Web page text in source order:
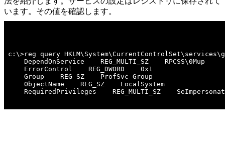
います。その値を確認します。
c:\>reg query
    DependOnService    REG_MULTI_SZ    RPCSS\0Mup
    ErrorControl    REG_DWORD    0x1
    Group    REG_SZ    ProfSvc_Group
    ObjectName    REG_SZ    LocalSystem
RequiredPrivileges    REG_MULTI_SZ